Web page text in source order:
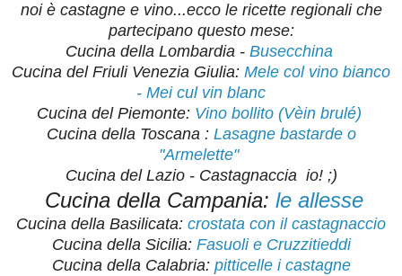
noi è castagne e vino...ecco le ricette regionali che
partecipano questo mese:
Cucina della Lombardia - Busecchina
Cucina del Friuli Venezia Giulia: Mele col vino bianco
- Mei cul vin blanc
Cucina del Piemonte: Vino bollito (Vèin brulé)
Cucina della Toscana : Lasagne bastarde o
"Armelette"
Cucina del Lazio - Castagnaccia io! ;)
Cucina della Campania: le allesse
Cucina della Basilicata: crostata con il castagnaccio
Cucina della Sicilia: Fasuoli e Cruzzitieddi
Cucina della Calabria: pitticelle i castagne